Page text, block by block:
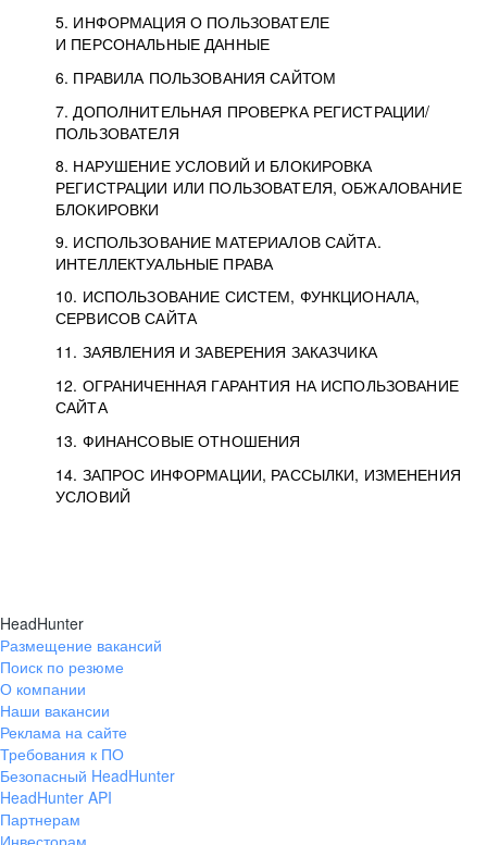
5. ИНФОРМАЦИЯ О ПОЛЬЗОВАТЕЛЕ
И ПЕРСОНАЛЬНЫЕ ДАННЫЕ
6. ПРАВИЛА ПОЛЬЗОВАНИЯ САЙТОМ
7. ДОПОЛНИТЕЛЬНАЯ ПРОВЕРКА РЕГИСТРАЦИИ/
ПОЛЬЗОВАТЕЛЯ
8. НАРУШЕНИЕ УСЛОВИЙ И БЛОКИРОВКА
РЕГИСТРАЦИИ ИЛИ ПОЛЬЗОВАТЕЛЯ, ОБЖАЛОВАНИЕ
БЛОКИРОВКИ
9. ИСПОЛЬЗОВАНИЕ МАТЕРИАЛОВ САЙТА.
ИНТЕЛЛЕКТУАЛЬНЫЕ ПРАВА
10. ИСПОЛЬЗОВАНИЕ СИСТЕМ, ФУНКЦИОНАЛА,
СЕРВИСОВ САЙТА
11. ЗАЯВЛЕНИЯ И ЗАВЕРЕНИЯ ЗАКАЗЧИКА
12. ОГРАНИЧЕННАЯ ГАРАНТИЯ НА ИСПОЛЬЗОВАНИЕ
САЙТА
13. ФИНАНСОВЫЕ ОТНОШЕНИЯ
14. ЗАПРОС ИНФОРМАЦИИ, РАССЫЛКИ, ИЗМЕНЕНИЯ
УСЛОВИЙ
HeadHunter
Размещение вакансий
Поиск по резюме
О компании
Наши вакансии
Реклама на сайте
Требования к ПО
Безопасный HeadHunter
HeadHunter API
Партнерам
Инвесторам